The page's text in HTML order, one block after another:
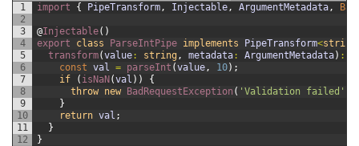
1
2
3
4
5
6
7
8
9
10
11
12
import { PipeTransform, Injectable, ArgumentMetadata,
@Injectable( )
export class ParseIntPipe implements PipeTransform<string
transform(value : string , metadata : ArgumentMetadata) :
const val = parseInt (value, 10) ;
if
( isNaN(val ) )
{
throw new BadRequestException ( 'Validation failed'
}
return val ;
}
}